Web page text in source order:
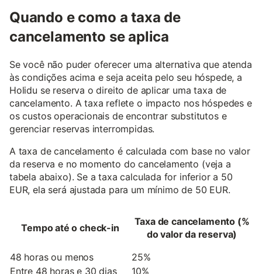
Quando e como a taxa de
cancelamento se aplica
Se você não puder oferecer uma alternativa que atenda
às condições acima e seja aceita pelo seu hóspede, a
Holidu se reserva o direito de aplicar uma taxa de
cancelamento. A taxa reflete o impacto nos hóspedes e
os custos operacionais de encontrar substitutos e
gerenciar reservas interrompidas.
A taxa de cancelamento é calculada com base no valor
da reserva e no momento do cancelamento (veja a
tabela abaixo). Se a taxa calculada for inferior a 50
EUR, ela será ajustada para um mínimo de 50 EUR.
Tempo até o check-in
Taxa de cancelamento (%
do valor da reserva)
48 horas ou menos
25%
Entre 48 horas e 30 dias
10%